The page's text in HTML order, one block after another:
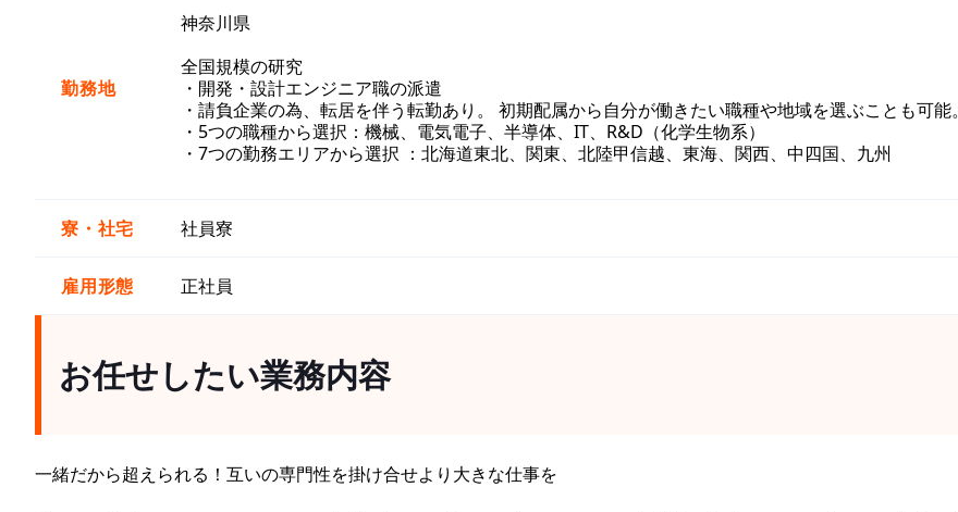
勤務地
神奈川県
全国規模の研究
・開発・設計エンジニア職の派遣
・請負企業の為、転居を伴う転勤あり。 初期配属から自分が働きたい職種や地域を選ぶことも可能。
・5つの職種から選択：機械、電気電子、半導体、IT、R&D（化学生物系）
・7つの勤務エリアから選択 ：北海道東北、関東、北陸甲信越、東海、関西、中四国、九州
寮・社宅 社員寮
雇用形態 正社員
お任せしたい業務内容
一緒だから超えられる！互いの専門性を掛け合せより大きな仕事を